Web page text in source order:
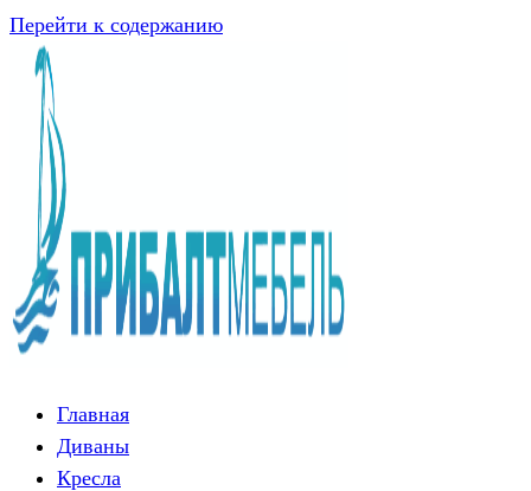
Перейти к содержанию
Главная
Диваны
Кресла